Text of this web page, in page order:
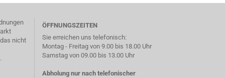
nicht
ÖFFNUNGSZEITEN
Sie erreichen uns telefonisch:
Montag - Freitag von 9.00 bis 18.00 Uhr
Samstag von 09.00 bis 13.00 Uhr
Abholung nur nach telefonischer